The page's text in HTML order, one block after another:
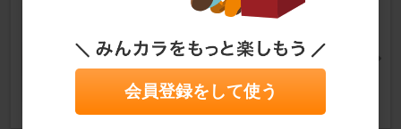
BRIDGESTONE HOOP 300-10
モンキー
ab64さん
9
会員登録をして使う